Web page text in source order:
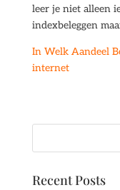
leer je niet alleen
indexbeleggen
In Welk Aandeel
internet
Recent Posts